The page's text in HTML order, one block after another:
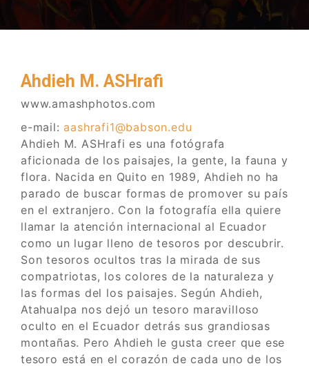
Ahdieh M. ASHrafi
www.amashphotos.com
e-mail:aashrafi1@babson.edu
Ahdieh M. ASHrafi es una fotógrafa
aficionada de los paisajes, la gente, la fauna y
flora. Nacida en Quito en 1989, Ahdieh no ha
parado de buscar formas de promover su país
en el extranjero. Con la fotografía ella quiere
llamar la atención internacional al Ecuador
como un lugar lleno de tesoros por descubrir.
Son tesoros ocultos tras la mirada de sus
compatriotas, los colores de la naturaleza y
las formas del los paisajes. Según Ahdieh,
Atahualpa nos dejó un tesoro maravilloso
oculto en el Ecuador detrás sus grandiosas
montañas. Pero Ahdieh le gusta creer que ese
tesoro está en el corazón de cada uno de los